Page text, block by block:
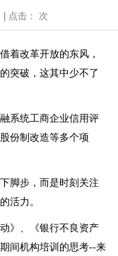
| 点击： 次
着改革开放的东风，
突破，这其中少不了
系统工商企业信用评
份制改造等多个项
脚步，而是时刻关注
活力。
》、《银行不良资产
间机构培训的思考--来